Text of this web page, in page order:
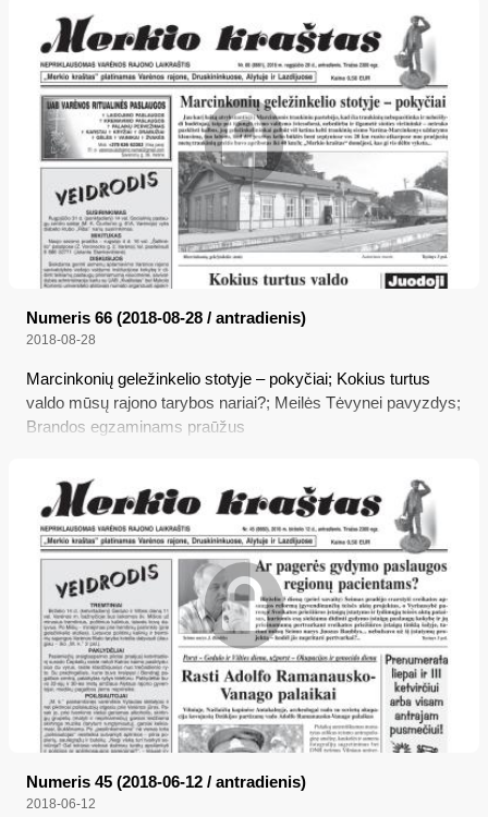
vienmandačių rinkimų apygardų ribos
Numeris 66 (2018-08-28 / antradienis)
2018-08-28
Marcinkonių geležinkelio stotyje – pokyčiai; Kokius turtus
valdo mūsų rajono tarybos nariai?; Meilės Tėvynei pavyzdys;
Brandos egzaminams praūžus
Numeris 45 (2018-06-12 / antradienis)
2018-06-12